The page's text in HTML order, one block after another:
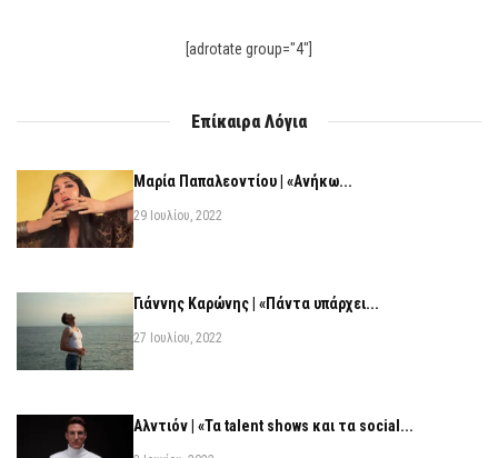
[adrotate group="4"]
Επίκαιρα Λόγια
Μαρία Παπαλεοντίου | «Ανήκω...
29 Ιουλίου, 2022
Γιάννης Καρώνης | «Πάντα υπάρχει...
27 Ιουλίου, 2022
Αλντιόν | «Τα talent shows και τα social...